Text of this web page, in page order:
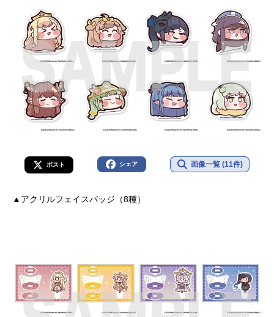
ポスト シェア 画像一覧 (11件)
▲アクリルフェイスバッジ（8種）